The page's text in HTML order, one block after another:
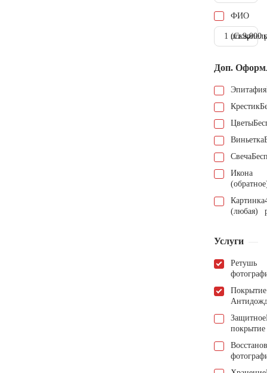
ФИО
1 шт.9.000
Доп.
Эпитафия
Крестик
Цветы
Виньетка
Свеча
Икона
Картинка
(любая)
Услуги
Ретушь
Покрытие
Защитное
покрытие